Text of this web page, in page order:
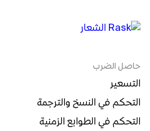
حاصل الضرب
التسعير
التحكم في النسخ والترجمة
التحكم في الطوابع الزمنية